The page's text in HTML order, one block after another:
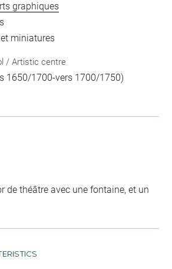
graphiques
miniatures
/ Artistic centre
1650/1700-vers 1700/1750)
de théâtre avec une fontaine, et un